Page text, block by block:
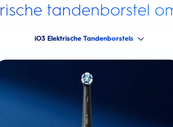
tandenborstel
iO3 Elektrische Tandenborstels